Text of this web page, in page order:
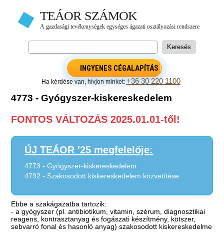
INGYENES CÉGALAPÍTÁS
Ha kérdése van, hívjon minket:+36 30 220 1100
4773 - Gyógyszer-kiskereskedelem
FONTOS VÁLTOZÁS 2025.01.01-től!
ÚJ TEÁOR '25 megfelelője:
4773 - Gyógyszer-kiskereskedelem
4792 - Szakosodott kiskereskedelem közvetítése
Ebbe a szakágazatba tartozik:
- a gyógyszer (pl. antibiotikum, vitamin, szérum, diagnosztikai
reagens, kontrasztanyag és fogászati készítmény, kötszer,
sebvarró fonal és hasonló anyag) szakosodott kiskereskedelme